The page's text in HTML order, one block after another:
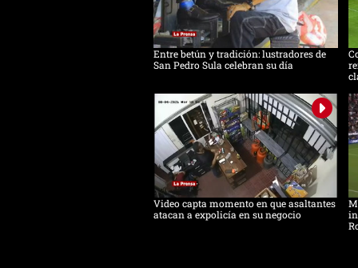
Entre betún y tradición: lustradores de
San Pedro Sula celebran su día
Video capta momento en que asaltantes
atacan a expolicía en su negocio